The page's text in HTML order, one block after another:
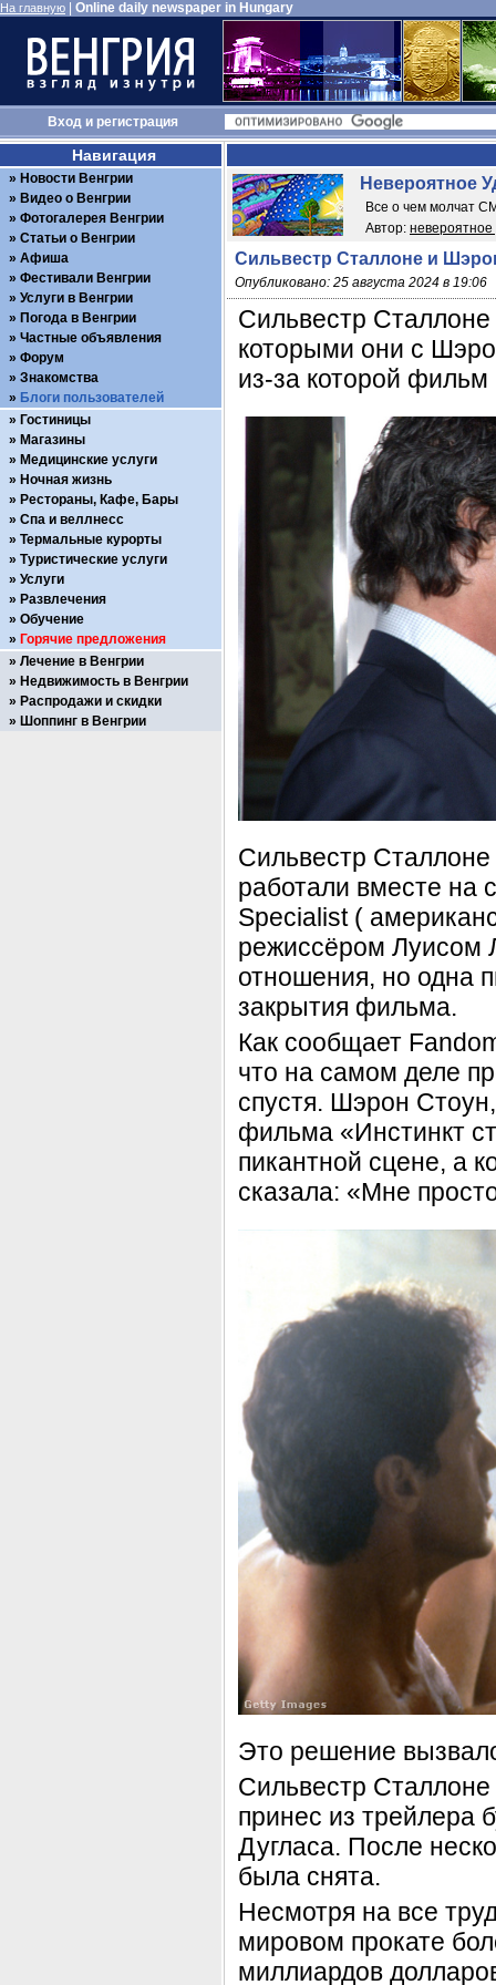
На главную Online daily newspaper in Hungary
Входи регистрация
Невероятное
Все о чем молчат
Автор: невероятное
Сильвестр Сталлоне и
Опубликовано: 25 августа 2024 в 19:06
Сильвестр Сталлоне
которыми они с
из-за которой
Сильвестр
работали вместе на
Specialist (
режиссёром Луисом
отношения, но одна
закрытия фильма.
Как сообщает
что на самом деле
спустя. Шэрон
фильма «Инстинкт
пикантной сцене, а
сказала: «Мне
Это решение
Сильвестр Сталлоне
принес из трейлера
Дугласа. После
была снята.
Несмотря на все
мировом прокате
миллиардов
Навигация
Новости Венгрии
Видео о Венгрии
Фотогалерея Венгрии
Статьи о Венгрии
Афиша
Фестивали Венгрии
Услуги в Венгрии
Погода в Венгрии
Частные объявления
Форум
Знакомства
Блоги пользователей
Гостиницы
Магазины
Медицинские услуги
Ночная жизнь
Рестораны, Кафе, Бары
Спа и веллнесс
Термальные курорты
Туристические услуги
Услуги
Развлечения
Обучение
Горячие предложения
Лечение в Венгрии
Недвижимость в Венгрии
Распродажи и скидки
Шоппинг в Венгрии